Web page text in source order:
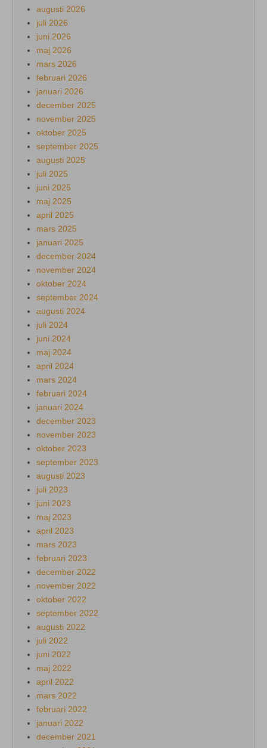
augusti 2026
juli 2026
juni 2026
maj 2026
mars 2026
februari 2026
januari 2026
december 2025
november 2025
oktober 2025
september 2025
augusti 2025
juli 2025
juni 2025
maj 2025
april 2025
mars 2025
januari 2025
december 2024
november 2024
oktober 2024
september 2024
augusti 2024
juli 2024
juni 2024
maj 2024
april 2024
mars 2024
februari 2024
januari 2024
december 2023
november 2023
oktober 2023
september 2023
augusti 2023
juli 2023
juni 2023
maj 2023
april 2023
mars 2023
februari 2023
december 2022
november 2022
oktober 2022
september 2022
augusti 2022
juli 2022
juni 2022
maj 2022
april 2022
mars 2022
februari 2022
januari 2022
december 2021